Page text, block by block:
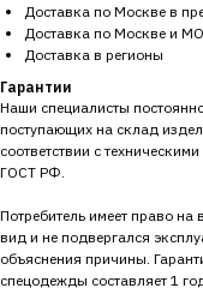
Доставка по Москве в
Доставка по Москве и
Доставка в регионы
Гарантии
Наши специалисты
поступающих на склад
соответствии с
ГОСТ РФ.
Потребитель имеет право
вид и не подвергался
объяснения причины.
спецодежды составляет 1